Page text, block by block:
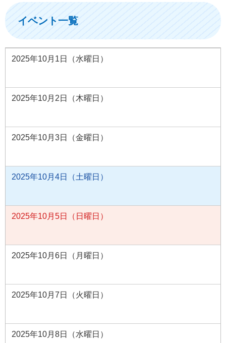
イベント一覧
2025年10月1日（水曜日）
2025年10月2日（木曜日）
2025年10月3日（金曜日）
2025年10月4日（土曜日）
2025年10月5日（日曜日）
2025年10月6日（月曜日）
2025年10月7日（火曜日）
2025年10月8日（水曜日）